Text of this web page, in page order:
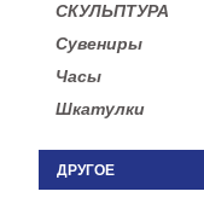
СКУЛЬПТУРА
Сувениры
Часы
Шкатулки
ДРУГОЕ